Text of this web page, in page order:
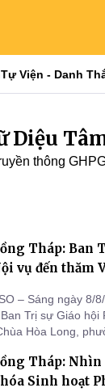
Tự Viện - Danh
Diệu
thông
Tháp: Ban
vụ đến thăm
– Sáng ngày 8/
Trị sự Giáo hội
Hòa Long,
do bà Phạm
tỉnh làm trưởng
Tháp:
Sinh hoạt